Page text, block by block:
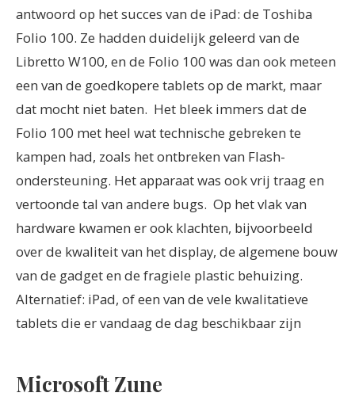
antwoord op het succes van de iPad: de Toshiba
Folio 100. Ze hadden duidelijk geleerd van de
Libretto W100, en de Folio 100 was dan ook meteen
een van de goedkopere tablets op de markt, maar
dat mocht niet baten. Het bleek immers dat de
Folio 100 met heel wat technische gebreken te
kampen had, zoals het ontbreken van Flash-
ondersteuning. Het apparaat was ook vrij traag en
vertoonde tal van andere bugs. Op het vlak van
hardware kwamen er ook klachten, bijvoorbeeld
over de kwaliteit van het display, de algemene bouw
van de gadget en de fragiele plastic behuizing.
Alternatief: iPad, of een van de vele kwalitatieve
tablets die er vandaag de dag beschikbaar zijn
Microsoft Zune